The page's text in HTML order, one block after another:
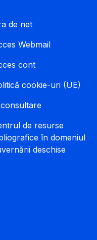
de net
Webmail
cont
cookie-uri (UE)
de resurse
în domeniul
deschise